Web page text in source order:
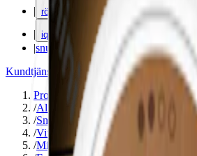
| rökning
| iqos
|snuskuriren
Kundtjänst
Varumärken
Produkter
/Al Capone
/Snus
/Vit Portion
/Mini